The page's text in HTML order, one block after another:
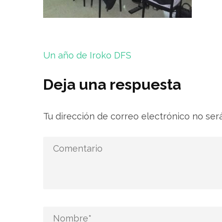
Navegación
entradas
Un año de Iroko DFS
Deja una respuesta
Tu dirección de correo electrónico no